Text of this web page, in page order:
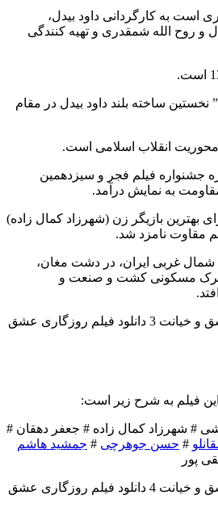
است به کارگردانی داود بیدل،
و روح الله شمقدری و تهیه کنندگی
ساخته بلند داود بیدل در مقام
محوریت انقلاب اسلامی است.
جشنواره فیلم فجر و سیزدهمین
به نمایش درآمد.
بهترین بازیگر زن (شهرزاد کمال زاده)
مقاوت نامزد شد.
شمال غربی ایران، در دشت مغان،
مسکونی کشت و صنعت و
فیلم به شرح زیر است:
# شهرزاد کمال زاده # جعفر دهقان #
# حسن جوهرچی # جمشید هاشم
پور